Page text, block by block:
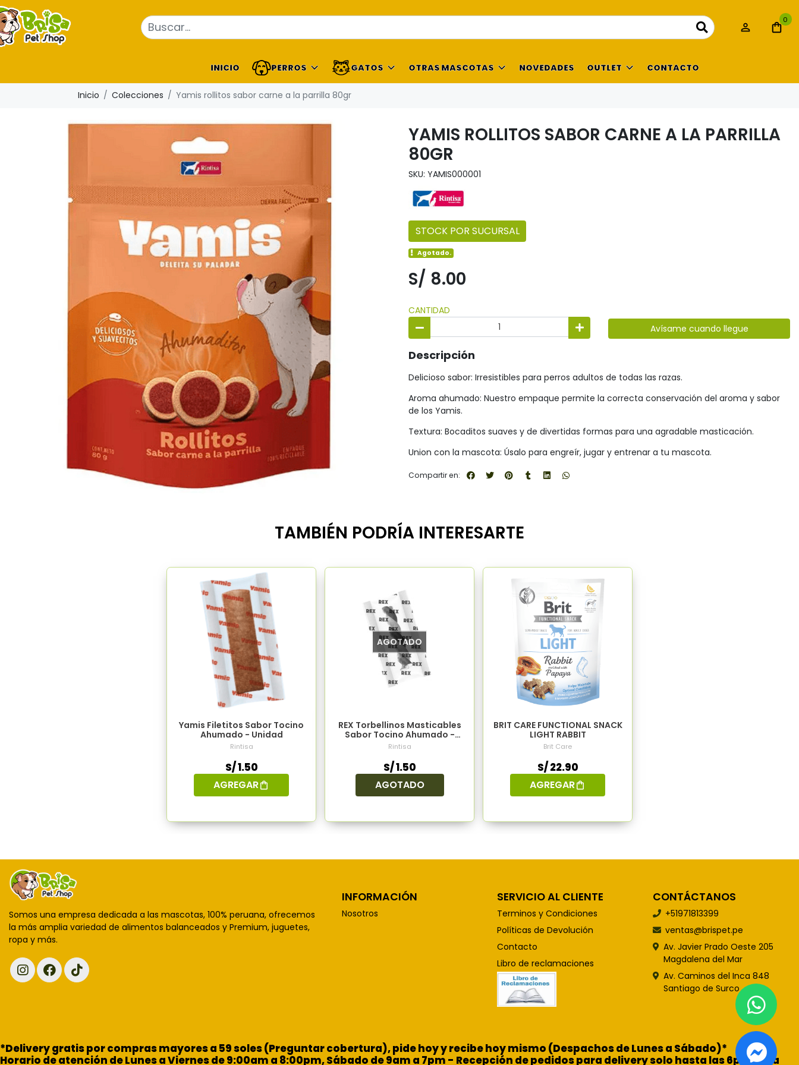
0
INICIO PERROS GATOS OTRAS MASCOTAS NOVEDADES OUTLET CONTACTO
Inicio Colecciones Yamis rollitos sabor carne a la parrilla 80gr
YAMIS ROLLITOS SABOR CARNE A LA PARRILLA
80GR
SKU: YAMIS000001
STOCK POR SUCURSAL
Agotado.
S/ 8.00
CANTIDAD
Avísame cuando llegue
Descripción
Delicioso sabor: Irresistibles para perros adultos de todas las razas.
Aroma ahumado: Nuestro empaque permite la correcta conservación del aroma y sabor
de los Yamis.
Textura: Bocaditos suaves y de divertidas formas para una agradable masticación.
Union con la mascota: Úsalo para engreír, jugar y entrenar a tu mascota.
Compartir en:
TAMBIÉN PODRÍA INTERESARTE
Yamis Filetitos Sabor Tocino
Ahumado - Unidad
Rintisa
S/ 1.50
AGREGAR
AGOTADO
REX Torbellinos Masticables
Sabor Tocino Ahumado -
Unidad
Rintisa
S/ 1.50
AGOTADO
BRIT CARE FUNCTIONAL SNACK
LIGHT RABBIT
Brit Care
S/ 22.90
AGREGAR
Somos una empresa dedicada a las mascotas, 100% peruana, ofrecemos
la más amplia variedad de alimentos balanceados y Premium, juguetes,
ropa y más.
INFORMACIÓN
Nosotros
SERVICIO AL CLIENTE
Terminos y Condiciones
Políticas de Devolución
Contacto
Libro de reclamaciones
CONTÁCTANOS
+51971813399
ventas@brispet.pe
Av. Javier Prado Oeste 205
Magdalena del Mar
Av. Caminos del Inca 848
Santiago de Surco
*Delivery gratis por compras mayores a 59 soles (Preguntar cobertura), pide hoy y recibe hoy mismo (Despachos de Lunes a Sábado)*
Horario de atención de Lunes a Viernes de 9:00am a 8:00pm, Sábado de 9am a 7pm - Recepción de pedidos para delivery solo hasta las 6pm para